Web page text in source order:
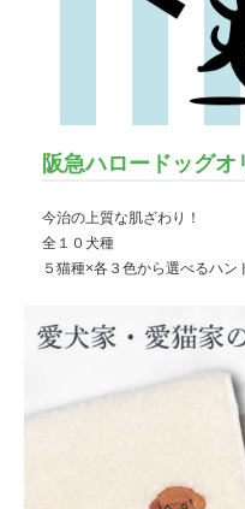
阪急ハロードッグオ
今治の上質な肌ざわり！
全１０犬種
５猫種×各３色から選べるハン